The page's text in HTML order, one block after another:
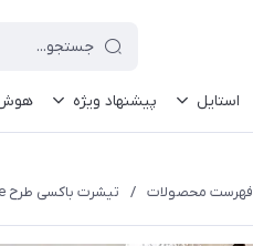
استایل پیشنهاد ویژه هوش
فهرست محصولات / تیشرت باکسی طرح home پارچه سوپر پنبه مناسب آقایان و خانم ها